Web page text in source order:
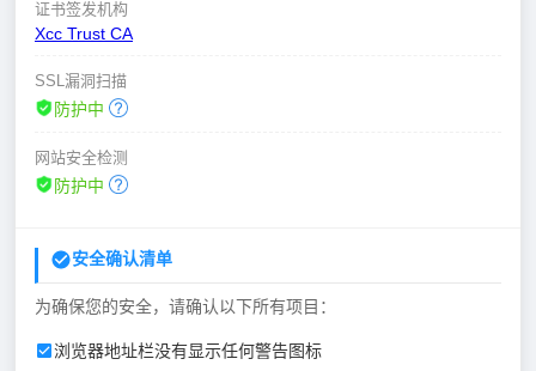
证书签发机构
Xcc Trust CA
SSL漏洞扫描
防护中
网站安全检测
防护中
安全确认清单
为确保您的安全，请确认以下所有项目：
浏览器地址栏没有显示任何警告图标